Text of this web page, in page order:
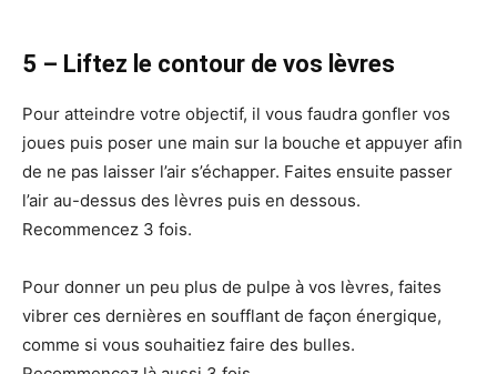
5 – Liftez le contour de vos lèvres
Pour atteindre votre objectif, il vous faudra gonfler vos
joues puis poser une main sur la bouche et appuyer afin
de ne pas laisser l’air s’échapper. Faites ensuite passer
l’air au-dessus des lèvres puis en dessous.
Recommencez 3 fois.
Pour donner un peu plus de pulpe à vos lèvres, faites
vibrer ces dernières en soufflant de façon énergique,
comme si vous souhaitiez faire des bulles.